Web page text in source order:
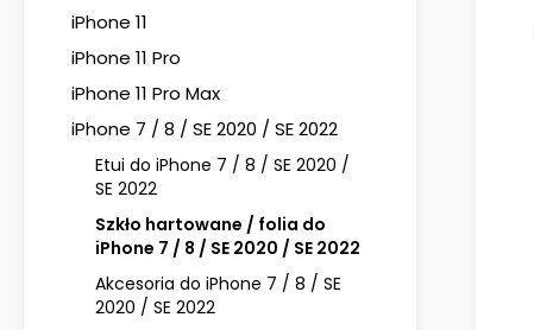
iPhone 11
iPhone 11 Pro
iPhone 11 Pro Max
iPhone 7 / 8 / SE 2020 / SE 2022
Etui do iPhone 7 / 8 / SE 2020 /
SE 2022
Szkło hartowane / folia do
iPhone 7 / 8 / SE 2020 / SE 2022
Akcesoria do iPhone 7 / 8 / SE
2020 / SE 2022